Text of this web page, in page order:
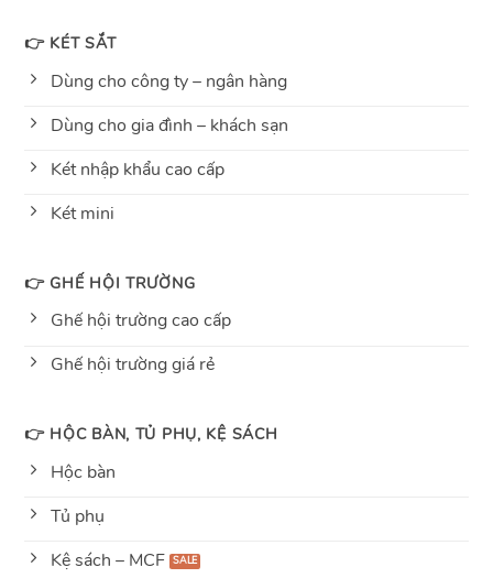
👉 KÉT SẮT
Dùng cho công ty – ngân hàng
Dùng cho gia đình – khách sạn
Két nhập khẩu cao cấp
Két mini
👉 GHẾ HỘI TRƯỜNG
Ghế hội trường cao cấp
Ghế hội trường giá rẻ
👉 HỘC BÀN, TỦ PHỤ, KỆ SÁCH
Hộc bàn
Tủ phụ
Kệ sách – MCF